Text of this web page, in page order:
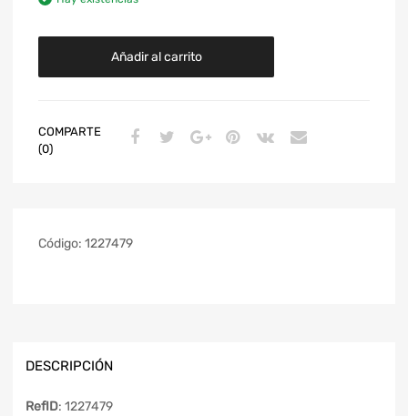
Añadir al carrito
COMPARTE
(0)
Código: 1227479
DESCRIPCIÓN
RefID: 1227479